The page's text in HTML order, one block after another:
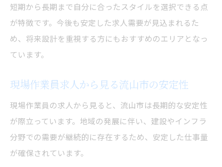
短期から長期まで自分に合ったスタイルを選択できる点
が特徴です。今後も安定した求人需要が見込まれるた
め、将来設計を重視する方にもおすすめのエリアとなっ
ています。
現場作業員求人から見る流山市の安定性
現場作業員の求人から見ると、流山市は長期的な安定性
が際立っています。地域の発展に伴い、建設やインフラ
分野での需要が継続的に存在するため、安定した仕事量
が確保されています。